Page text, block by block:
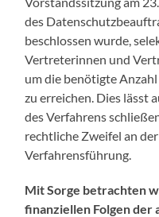
des
beschlossen wurde,
Vertreterinnen und
um die benötigte
zu erreichen. Dies lässt
des Verfahrens
rechtliche Zweifel an
Verfahrensführung.
Mit Sorge betrachten
finanziellen Folgen